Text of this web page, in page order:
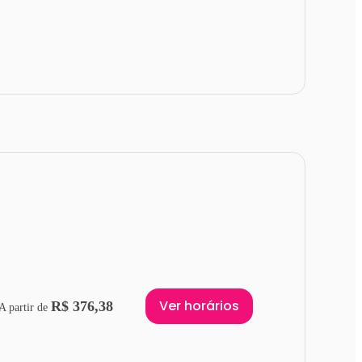
A partir de R$ 376,38 Ver horários